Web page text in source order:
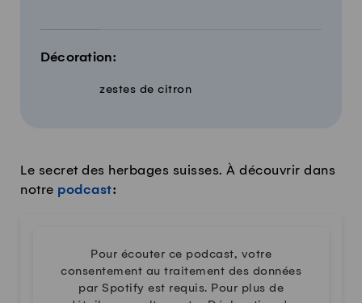
Décoration:
zestes de citron
Le secret des herbages suisses. À découvrir dans
notre podcast:
Pour écouter ce podcast, votre
consentement au traitement des données
par Spotify est requis. Pour plus de